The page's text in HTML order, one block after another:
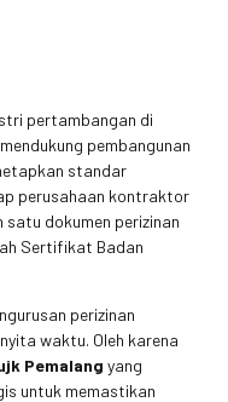
pertambangan di
pembangunan
standar
perusahaan kontraktor
dokumen perizinan
Sertifikat Badan
perizinan
waktu. Oleh karena
Pemalang yang
untuk memastikan